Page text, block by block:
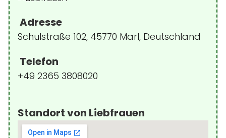
Adresse
Schulstraße 102, 45770 Marl, Deutschland
Telefon
+49 2365 3808020
Standort von Liebfrauen